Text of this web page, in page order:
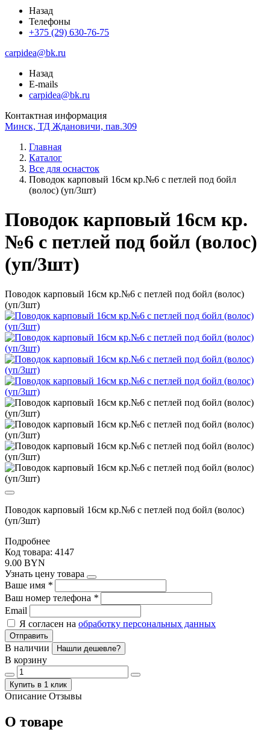
Назад
Телефоны
+375 (29) 630-76-75
carpidea@bk.ru
Назад
E-mails
carpidea@bk.ru
Контактная информация
Минск, ТД Ждановичи, пав.309
Главная
Каталог
Все для оснасток
Поводок карповый 16см кр.№6 с петлей под бойл
(волос) (уп/3шт)
Поводок карповый 16см кр.
№6 с петлей под бойл (волос)
(уп/3шт)
Поводок карповый 16см кр.№6 с петлей под бойл (волос)
(уп/3шт)
Поводок карповый 16см кр.№6 с петлей под бойл (волос)
(уп/3шт)
Подробнее
Код товара: 4147
9.00 BYN
Узнать цену товара
Ваше имя *
Ваш номер телефона *
Email
Я согласен на обработку персональных данных
Отправить
В наличии Нашли дешевле?
В корзину
Купить в 1 клик
Описание Отзывы
О товаре